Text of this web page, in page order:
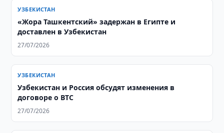
УЗБЕКИСТАН
«Жора Ташкентский» задержан в Египте и
доставлен в Узбекистан
27/07/2026
УЗБЕКИСТАН
Узбекистан и Россия обсудят изменения в
договоре о ВТС
27/07/2026